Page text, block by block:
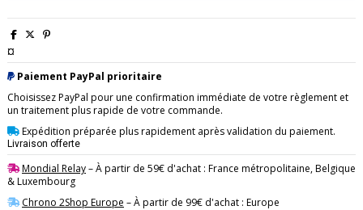
¤
Paiement PayPal prioritaire
Choisissez PayPal pour une confirmation immédiate de votre règlement et
un traitement plus rapide de votre commande.
Expédition préparée plus rapidement après validation du paiement.
Livraison offerte
Mondial Relay– À partir de 59€ d'achat : France métropolitaine, Belgique
& Luxembourg
Chrono 2Shop Europe – À partir de 99€ d'achat : Europe